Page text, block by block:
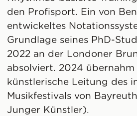
den Profisport. Ein von
entwickeltes
Grundlage seines PhD-
2022 an der Londoner
absolviert. 2024 übernahm
künstlerische Leitung des
Musikfestivals von
Junger Künstler).